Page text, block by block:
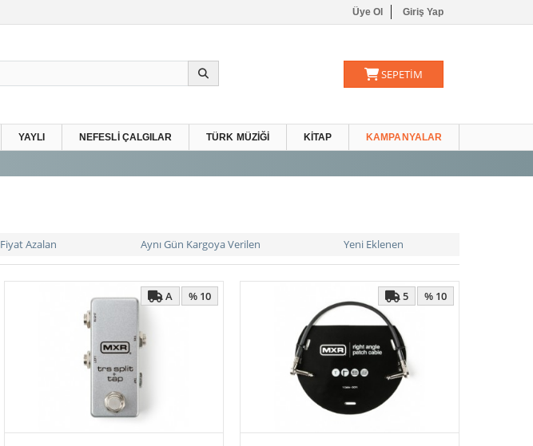
Üye Ol Giriş Yap
SEPETİM
YAYLI NEFESLI ÇALGILAR TÜRK MÜZIĞI KITAP KAMPANYALAR
Fiyat Azalan Aynı Gün Kargoya Verilen Yeni Eklenen
% 10
A % 10
5